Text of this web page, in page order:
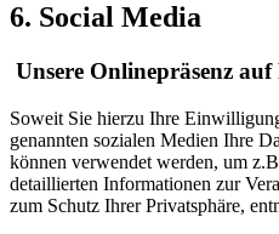
6. Social Media
Unsere Onlinepräsenz
Soweit Sie hierzu Ihre
genannten sozialen Medien Ihre
können verwendet werden, um
detaillierten Informationen zur
zum Schutz Ihrer Privatsphäre,